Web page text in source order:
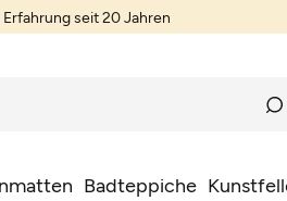
seit 20 Jahren
Badteppiche